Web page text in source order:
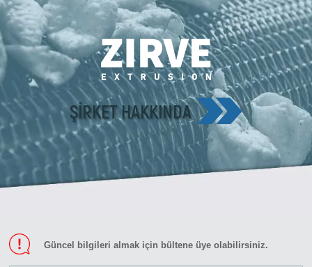
ŞIRKET HAKKINDA
Güncel bilgileri almak için bültene üye olabilirsiniz.